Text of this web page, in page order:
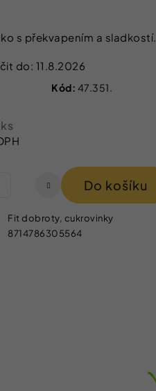
s překvapením a sladkostí.
do: 11.8.2026
Kód: 47.351.
Do košíku
Fit dobroty, cukrovinky
8714786305564